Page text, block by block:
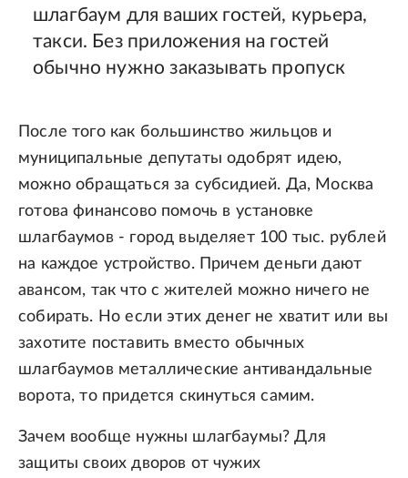
шлагбаум для ваших гостей, курьера,
такси. Без приложения на гостей
обычно нужно заказывать пропуск
После того как большинство жильцов и
муниципальные депутаты одобрят идею,
можно обращаться за субсидией. Да, Москва
готова финансово помочь в установке
шлагбаумов - город выделяет 100 тыс. рублей
на каждое устройство. Причем деньги дают
авансом, так что с жителей можно ничего не
собирать. Но если этих денег не хватит или вы
захотите поставить вместо обычных
шлагбаумов металлические антивандальные
ворота, то придется скинуться самим.
Зачем вообще нужны шлагбаумы? Для
защиты своих дворов от чужих